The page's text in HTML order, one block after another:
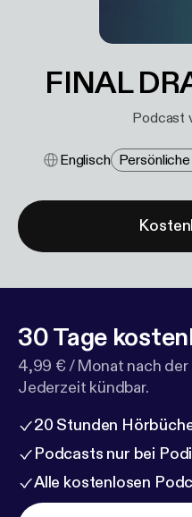
FINAL
Podcast
Englisch
30 Tage
4,99 € / Monat nach der
Jederzeit kündbar.
20 Stunden
Podcasts nur bei
Alle kostenlosen